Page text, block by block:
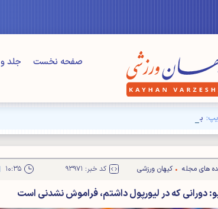
صفحه نخست جلد و PDF مجله
بزرگنمایی مسائل" فرعی" برای دیده نشدن مشکلات" اصلی"
های مجله کیهان ورزشی کد خبر: ۹۳۹۷۱ ۱۰:۳۵
دورانی که در لیورپول داشتم، فراموش نشدنی است